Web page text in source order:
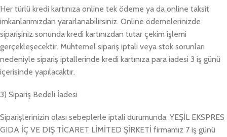
Her türlü kredi kartınıza online tek ödeme ya da online taksit
imkanlarımızdan yararlanabilirsiniz. Online ödemelerinizde
siparişiniz sonunda kredi kartınızdan tutar çekim işlemi
gerçekleşecektir. Muhtemel sipariş iptali veya stok sorunları
nedeniyle sipariş iptallerinde kredi kartınıza para iadesi 3 iş günü
içerisinde yapılacaktır.
3) Sipariş Bedeli İadesi
Siparişlerinizin olası sebeplerle iptali durumunda; YEŞİL EKSPRES
GIDA İÇ VE DIŞ TİCARET LİMİTED ŞİRKETİ firmamız 7 iş günü